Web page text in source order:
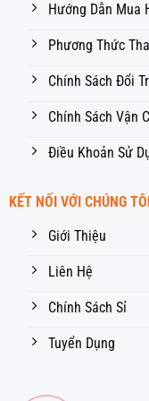
Hướng Dẫn Mua
Phương Thức
Chính Sách Đổi
Chính Sách Vận
Điều Khoản Sử
KẾT NỐI VỚI CHÚNG
Giới Thiệu
Liên Hệ
Chính Sách Sỉ
Tuyển Dụng